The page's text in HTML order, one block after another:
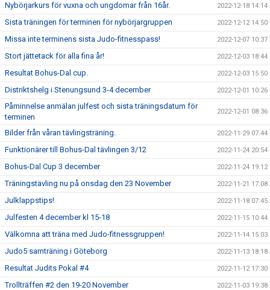
Nybörjarkurs för vuxna och ungdomar från 16år. 2022-12-18 14:14
Sista träningen för terminen för nybörjargruppen 2022-12-12 14:50
Missa inte terminens sista Judo-fitnesspass! 2022-12-07 10:37
Stort jättetack för alla fina år! 2022-12-03 18:44
Resultat Bohus-Dal cup. 2022-12-03 15:50
Distriktshelg i Stenungsund 3-4 december 2022-12-01 10:26
Påminnelse anmälan julfest och sista träningsdatum för
terminen
2022-12-01 08:36
Bilder från våran tävlingsträning. 2022-11-29 07:44
Funktionärer till Bohus-Dal tävlingen 3/12 2022-11-24 20:54
Bohus-Dal Cup 3 december 2022-11-24 19:12
Träningstävling nu på onsdag den 23 November 2022-11-21 17:08
Julklappstips! 2022-11-18 07:45
Julfesten 4 december kl 15-18 2022-11-15 10:44
Välkomna att träna med Judo-fitnessgruppen! 2022-11-14 15:03
Judo5 samträning i Göteborg 2022-11-13 18:18
Resultat Judits Pokal #4 2022-11-12 17:30
Trollträffen #2 den 19-20 November 2022-11-03 19:38